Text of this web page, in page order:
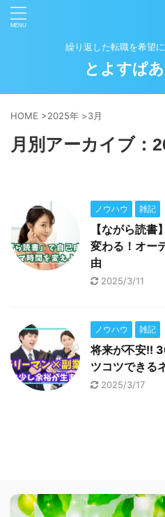
繰り返した転職を希望
とよすぱ
HOME >2025年 >3月
月別アーカイブ：
ノウハウ 雑記
【ながら読
変わる！オー
由
2025/3/11
ノウハウ 雑記
将来が不安!!
ツコツできる
2025/3/17